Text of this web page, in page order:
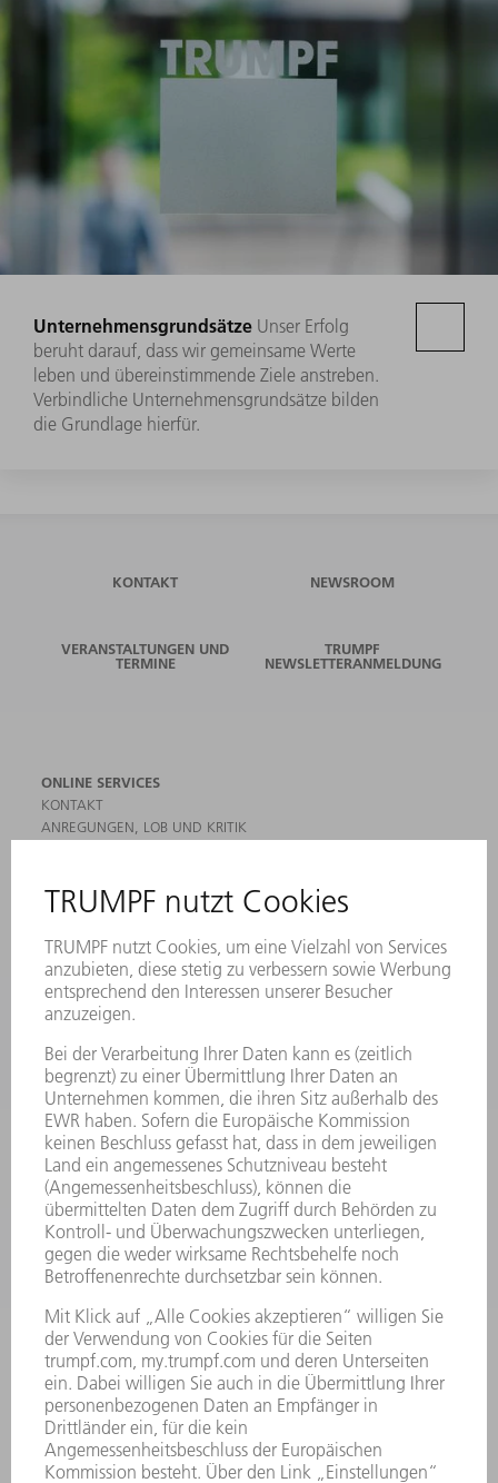
Unternehmensgrundsätze Unser Erfolg
beruht darauf, dass wir gemeinsame Werte
leben und übereinstimmende Ziele anstreben.
Verbindliche Unternehmensgrundsätze bilden
die Grundlage hierfür.
KONTAKT NEWSROOM
VERANSTALTUNGEN UND
TERMINE
TRUMPF
NEWSLETTERANMELDUNG
ONLINE SERVICES
KONTAKT
ANREGUNGEN, LOB UND KRITIK
NEWSLETTER-ANMELDUNG
MYTRUMPF
SICHERHEITSDATENBLÄTTER
HÄNDLERSUCHE ELEKTROWERKZEUGE
PRODUKTE
MASCHINEN & SYSTEME
LASER
LEISTUNGSELEKTRONIK
ELEKTROWERKZEUGE
SMART FACTORY
SOFTWARE
SERVICES
ANWENDUNGEN
BRANCHEN
UNTERNEHMEN
KARRIERE
STELLENANGEBOTE
UNTERNEHMENSPROFIL
GESCHÄFTSBERICHT
UNTERNEHMENSGRUNDSÄTZE
COMPLIANCE
HINWEISGEBERSYSTEM
SECURITY
PRESSEMITTEILUNGEN
MAGAZINE
LIEFERANTEN